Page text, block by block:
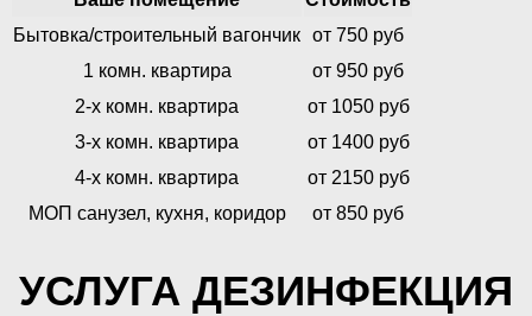
Бытовка/строительный вагончик от 750 руб
1 комн. квартира
от 950 руб
2-х комн. квартира
от 1050 руб
3-х комн. квартира
от 1400 руб
4-х комн. квартира
от 2150 руб
МОП санузел, кухня, коридор
от 850 руб
УСЛУГА ДЕЗИНФЕКЦИЯ